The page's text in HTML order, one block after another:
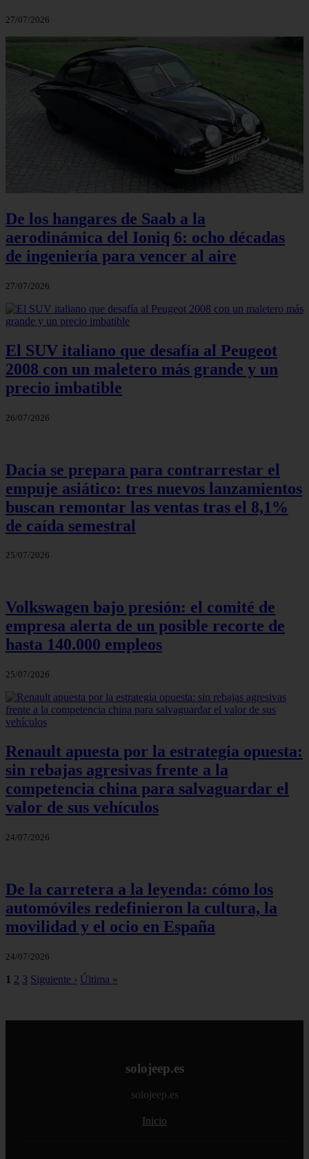
27/07/2026
De los hangares de Saab a la
aerodinámica del Ioniq 6: ocho décadas
de ingeniería para vencer al aire
27/07/2026
El SUV italiano que desafía al Peugeot
2008 con un maletero más grande y un
precio imbatible
26/07/2026
Dacia se prepara para contrarrestar el
empuje asiático: tres nuevos lanzamientos
buscan remontar las ventas tras el 8,1%
de caída semestral
25/07/2026
Volkswagen bajo presión: el comité de
empresa alerta de un posible recorte de
hasta 140.000 empleos
25/07/2026
Renault apuesta por la estrategia opuesta:
sin rebajas agresivas frente a la
competencia china para salvaguardar el
valor de sus vehículos
24/07/2026
De la carretera a la leyenda: cómo los
automóviles redefinieron la cultura, la
movilidad y el ocio en España
24/07/2026
1 2 3 Siguiente › Última »
solojeep.es
solojeep.es
Inicio